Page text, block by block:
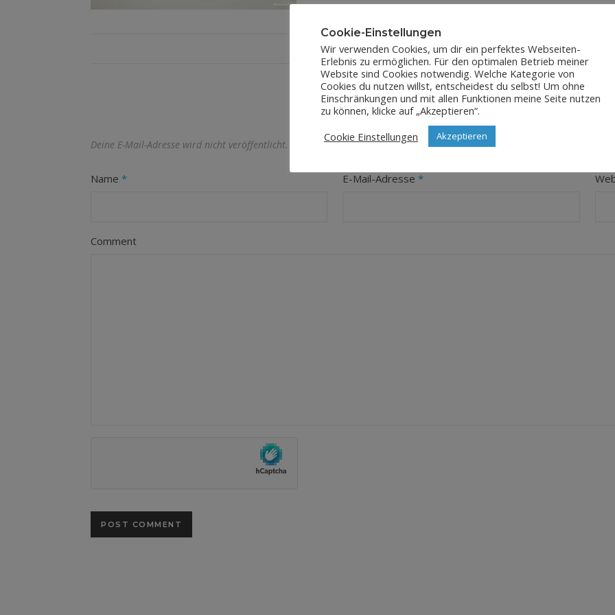
LEAVE A REPLY
Deine E-Mail-Adresse wird nicht veröffentlicht. Erforderliche Felder sind mit* markiert
Name * E-Mail-Adresse*
Comment
Cookie-Einstellungen
Wir verwenden Cookies, um dir ein perfektes Webseiten-
Erlebnis zu ermöglichen. Für den optimalen Betrieb meiner
Website sind Cookies notwendig. Welche Kategorie von
Cookies du nutzen willst, entscheidest du selbst! Um ohne
Einschränkungen und mit allen Funktionen meine Seite nutzen
zu können, klicke auf „Akzeptieren“.
Cookie Einstellungen
Akzeptieren